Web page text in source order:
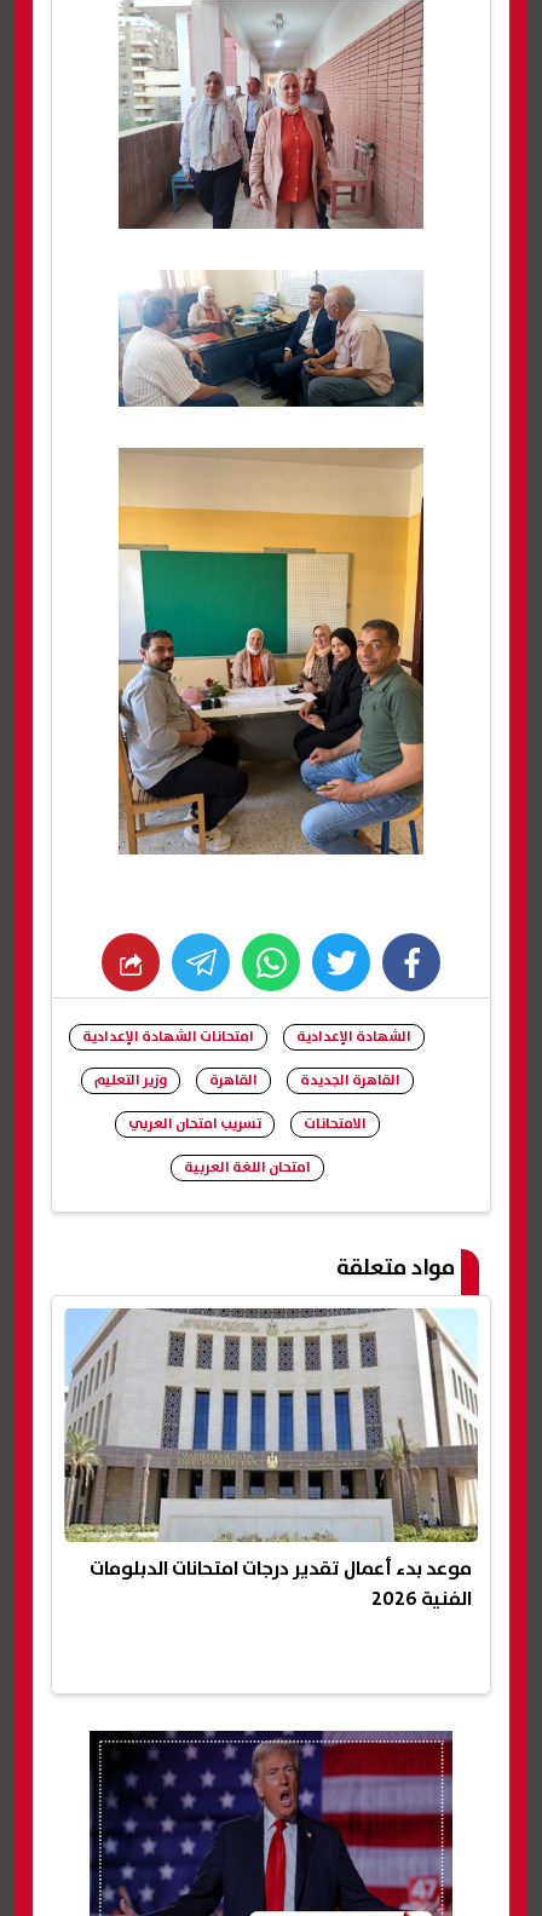
facebook
twitter
whats
الشهادة الإعدادية
امتحانات الشهادة الإعدادية
القاهرة الجديدة
القاهرة
وزير التعليم
الامتحانات
تسريب امتحان العربي
امتحان اللغة العربية
مواد متعلقة
موعد بدء أعمال تقدير درجات امتحانات الدبلومات
الفنية 2026